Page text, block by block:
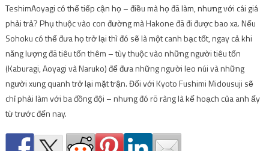
TeshimAoyagi có thể tiếp cận họ – điều mà họ đã làm, nhưng với cái giá
phải trả? Phụ thuộc vào con đường mà Hakone đã đi được bao xa. Nếu
Sohoku có thể đưa họ trở lại thì đó sẽ là một canh bạc tốt, ngay cả khi
năng lượng đã tiêu tốn thêm – tùy thuộc vào những người tiêu tốn
(Kaburagi, Aoyagi và Naruko) để đưa những người leo núi và những
người xung quanh trở lại mặt trận. Đối với Kyoto Fushimi Midousuji sẽ
chỉ phải làm với ba đồng đội – nhưng đó rõ ràng là kế hoạch của anh ấy
từ trước đến nay.